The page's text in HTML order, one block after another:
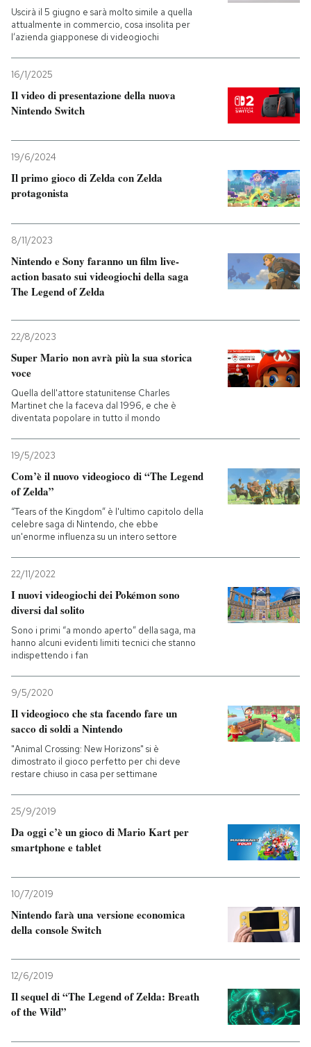
CALENDARIO
AREA PERSONALE
Entra
Uscirà il 5 giugno e sarà molto simile a quella
attualmente in commercio, cosa insolita per
l’azienda giapponese di videogiochi
16/1/2025
Il video di presentazione della nuova
Nintendo Switch
19/6/2024
Il primo gioco di Zelda con Zelda
protagonista
8/11/2023
Nintendo e Sony faranno un film live-
action basato sui videogiochi della saga
The Legend of Zelda
22/8/2023
Super Mario non avrà più la sua storica
voce
Quella dell'attore statunitense Charles
Martinet che la faceva dal 1996, e che è
diventata popolare in tutto il mondo
19/5/2023
Com’è il nuovo videogioco di “The Legend
of Zelda”
“Tears of the Kingdom” è l'ultimo capitolo della
celebre saga di Nintendo, che ebbe
un'enorme influenza su un intero settore
22/11/2022
I nuovi videogiochi dei Pokémon sono
diversi dal solito
Sono i primi “a mondo aperto” della saga, ma
hanno alcuni evidenti limiti tecnici che stanno
indispettendo i fan
9/5/2020
Il videogioco che sta facendo fare un
sacco di soldi a Nintendo
"Animal Crossing: New Horizons" si è
dimostrato il gioco perfetto per chi deve
restare chiuso in casa per settimane
25/9/2019
Da oggi c’è un gioco di Mario Kart per
smartphone e tablet
10/7/2019
Nintendo farà una versione economica
della console Switch
12/6/2019
Il sequel di “The Legend of Zelda: Breath
of the Wild”